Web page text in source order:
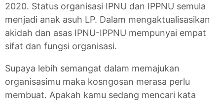
2020. Status organisasi IPNU dan IPPNU semula
menjadi anak asuh LP. Dalam mengaktualisasikan
akidah dan asas IPNU-IPPNU mempunyai empat
sifat dan fungsi organisasi.
Supaya lebih semangat dalam memajukan
organisasimu maka kosngosan merasa perlu
membuat. Apakah kamu sedang mencari kata